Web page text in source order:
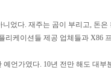
었다. 재주는 곰이 부리고, 돈
리케이션들 제공 업체들과 X86
언가였다. 10년 전만 해도 대